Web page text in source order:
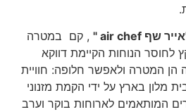
שף air chef
" , קם במטרה
הנוחות הקיימת דווקא
הן המטרה ולאפשר חלופה: חוויית
מלון בארץ על ידי הקמת מזנוני
המותאמים לארוחות בוקר וערב